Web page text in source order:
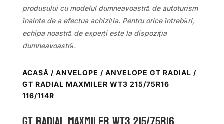
produsului cu modelul dumneavoastră de autoturism
înainte de a efectua achiziția. Pentru orice întrebări,
echipa noastră de experți este la dispoziția
dumneavoastră.
ACASĂ / ANVELOPE / ANVELOPE GT RADIAL /
GT RADIAL MAXMILER WT3 215/75R16
116/114R